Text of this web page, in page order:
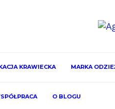
KRAWIECKA MARKA
O BLOGU